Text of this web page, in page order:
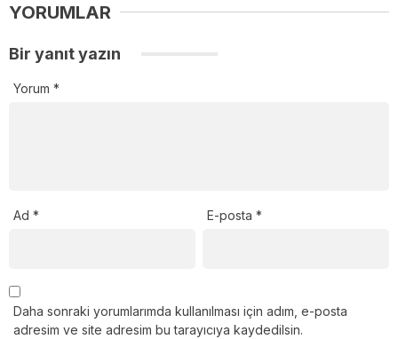
YORUMLAR
Bir yanıt yazın
Yorum *
Ad * E-posta*
Daha sonraki yorumlarımda kullanılması için adım, e-posta
adresim ve site adresim bu tarayıcıya kaydedilsin.